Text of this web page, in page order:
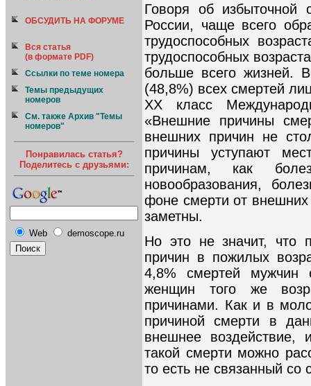
ОБСУДИТЬ НА ФОРУМЕ
Вся статья
(в формате PDF)
Ссылки по теме номера
Темы предыдущих
номеров
См. также Архив "Темы
номеров"
Понравилась статья?
Поделитесь с друзьями:
Web demoscope.ru
Говоря об избыточной
России, чаще всего
трудоспособных
трудоспособных
больше всего жизней.
(48,8%) всех смертей
XX класс
«Внешние причины
внешних причин не
причины уступают
причинам, как
новообразования,
фоне смерти от внешних
заметны.
Но это не значит, что
причин в пожилых
4,8% смертей
женщин того же
причинами. Как и в
причиной смерти в
внешнее воздействие,
такой смерти можно
то есть не связанный со